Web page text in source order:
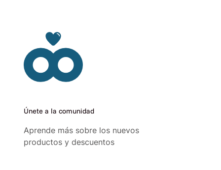
Únete a la comunidad
Aprende más sobre los nuevos
productos y descuentos